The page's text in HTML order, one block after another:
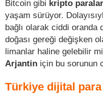
Bitcoin gibi kripto paralar
yaşam sürüyor.
bağlı olarak ciddi
doğası gereği değişken
limanlar haline gelebilir
Arjantin için bu sorunun
Türkiye dijital